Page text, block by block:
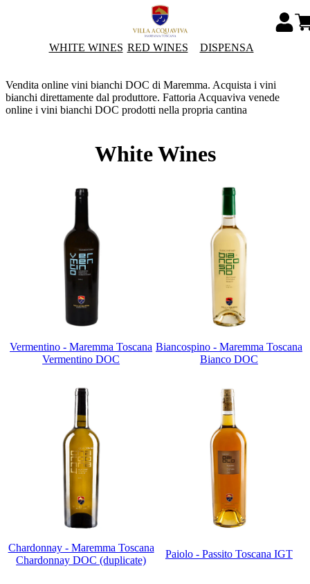
WHITE WINES RED WINES DISPENSA
Vendita online vini bianchi DOC di Maremma. Acquista i vini
bianchi direttamente dal produttore. Fattoria Acquaviva venede
online i vini bianchi DOC prodotti nella propria cantina
White Wines
Vermentino - Maremma Toscana
Vermentino DOC
Biancospino - Maremma Toscana
Bianco DOC
Chardonnay - Maremma Toscana
Chardonnay DOC (duplicate)
Paiolo - Passito Toscana IGT